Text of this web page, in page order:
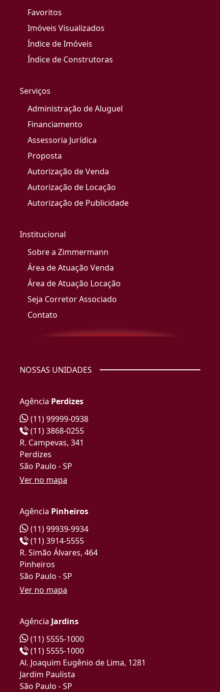
Favoritos
Imóveis Visualizados
Índice de Imóveis
Índice de Construtoras
Serviços
Administração de Aluguel
Financiamento
Assessoria Jurídica
Proposta
Autorização de Venda
Autorização de Locação
Autorização de Publicidade
Institucional
Sobre a Zimmermann
Área de Atuação Venda
Área de Atuação Locação
Seja Corretor Associado
Contato
NOSSAS UNIDADES
Agência Perdizes
(11) 99999-0938
(11) 3868-0255
R. Campevas, 341
Perdizes
São Paulo - SP
Ver no mapa
Agência Pinheiros
(11) 99939-9934
(11) 3914-5555
R. Simão Álvares, 464
Pinheiros
São Paulo - SP
Ver no mapa
Agência Jardins
(11) 5555-1000
(11) 5555-1000
Al. Joaquim Eugênio de Lima, 1281
Jardim Paulista
São Paulo - SP